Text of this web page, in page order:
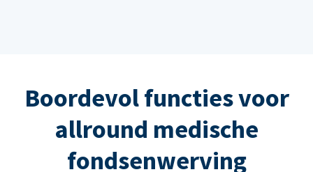
Boordevol functies voor
allround medische
fondsenwerving